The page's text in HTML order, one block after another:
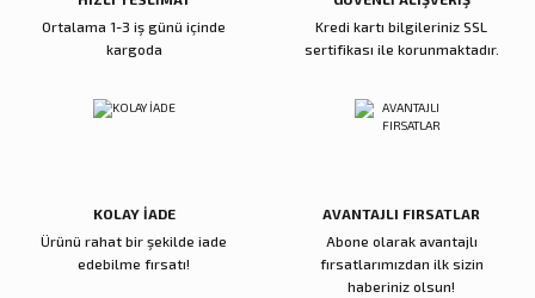
Ortalama 1-3 iş günü içinde
kargoda
Kredi kartı bilgileriniz SSL
sertifikası ile korunmaktadır.
KOLAY İADE
Ürünü rahat bir şekilde iade
edebilme fırsatı!
AVANTAJLI FIRSATLAR
Abone olarak avantajlı
fırsatlarımızdan ilk sizin
haberiniz olsun!